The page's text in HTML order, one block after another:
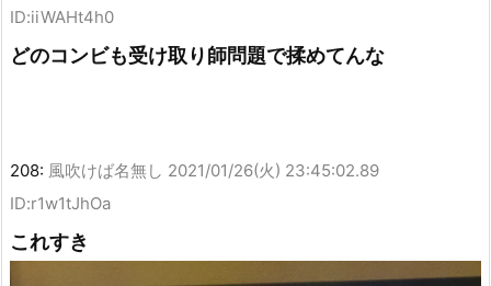
ID:iiWAHt4h0
どのコンビも受け取り師問題で揉めてんな
208: 風吹けば名無し 2021/01/26(火) 23:45:02.89
ID:r1w1tJhOa
これすき